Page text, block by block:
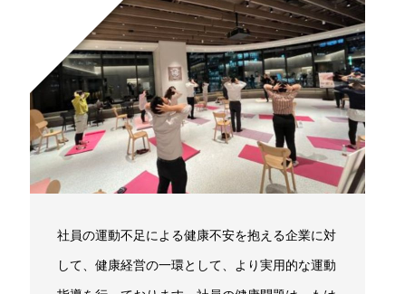
社員の運動不足による健康不安を抱える企業に対
して、健康経営の一環として、より実用的な運動